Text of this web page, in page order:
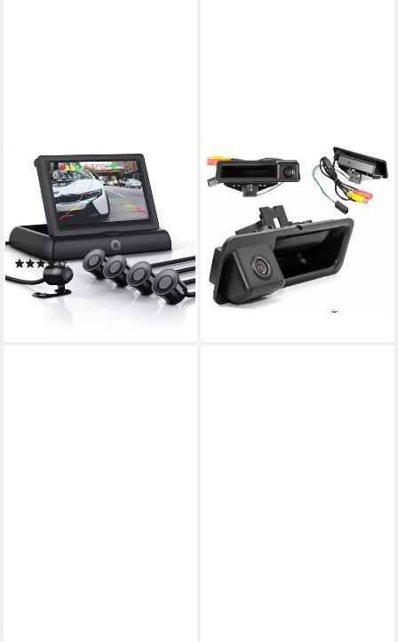
APLIC
Rückfahrkamera (Einparkhilfe
mit 4x Parksensoren, Kamera
& 4,3" Monitor mit
Nachtsicht)
(86)
59,95 € UVP 139,99 €
-57%
GABITECH
Rückfahrkamera im
Koffergriff integriert für BMW
E60 E61 E70 E71 E72
Rückfahrkamera
99,00 € UVP 119,00 €
-17%
lieferbar - in 2-3 Werktagen bei dir